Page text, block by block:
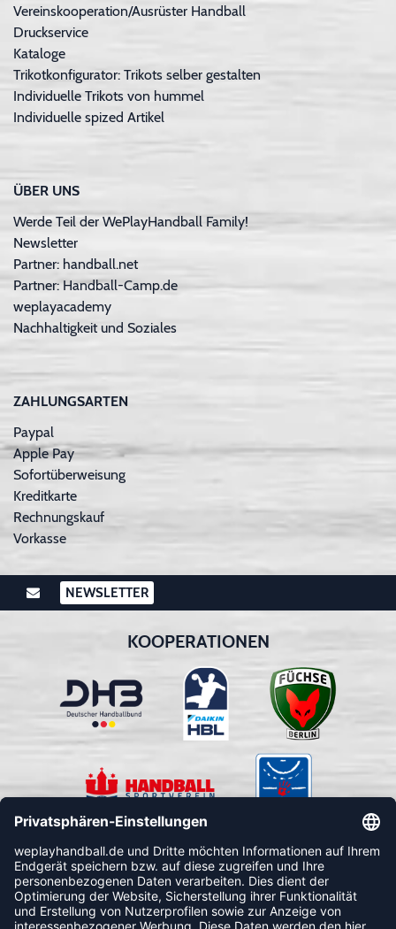
Vereinskooperation/Ausrüster Handball
Druckservice
Kataloge
Trikotkonfigurator: Trikots selber gestalten
Individuelle Trikots von hummel
Individuelle spized Artikel
ÜBER UNS
Werde Teil der WePlayHandball Family!
Newsletter
Partner: handball.net
Partner: Handball-Camp.de
weplayacademy
Nachhaltigkeit und Soziales
ZAHLUNGSARTEN
Paypal
Apple Pay
Sofortüberweisung
Kreditkarte
Rechnungskauf
Vorkasse
NEWSLETTER
KOOPERATIONEN
FOLLOW US